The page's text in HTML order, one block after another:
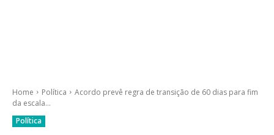
Home Política
Acordo prevê regra de transição de 60 dias para fim
da escala...
Política